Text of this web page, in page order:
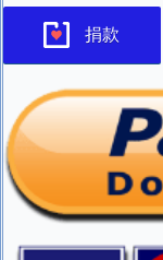
捐款